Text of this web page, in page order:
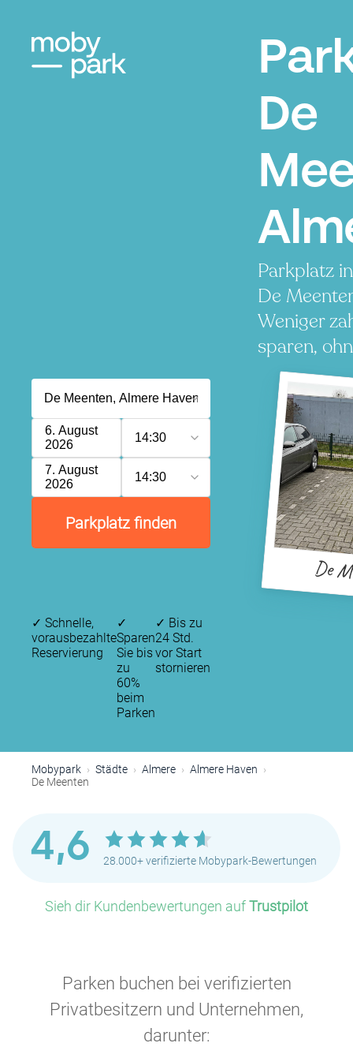
De
Parkplatz
De
Weniger
sparen,
6. August
2026
14:30
7. August
2026
14:30
Parkplatz finden
De
✓ Schnelle,
vorausbezahlte
Reservierung
✓
Sparen
Sie bis
zu
60%
beim
Parken
✓ Bis zu
24 Std.
vor Start
stornieren
Mobypark Städte Almere
Almere Haven
De Meenten
4,6 28.000+ verifizierte Mobypark-Bewertungen
Sieh dir Kundenbewertungen aufTrustpilot
Parken buchen bei verifizierten
Privatbesitzern und Unternehmen,
darunter: